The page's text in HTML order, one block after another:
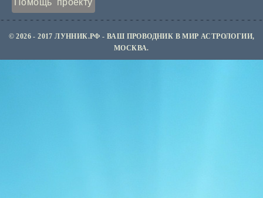
Помощь проекту
© 2026 - 2017 ЛУННИК.РФ - ВАШ ПРОВОДНИК В МИР АСТРОЛОГИИ,
МОСКВА.